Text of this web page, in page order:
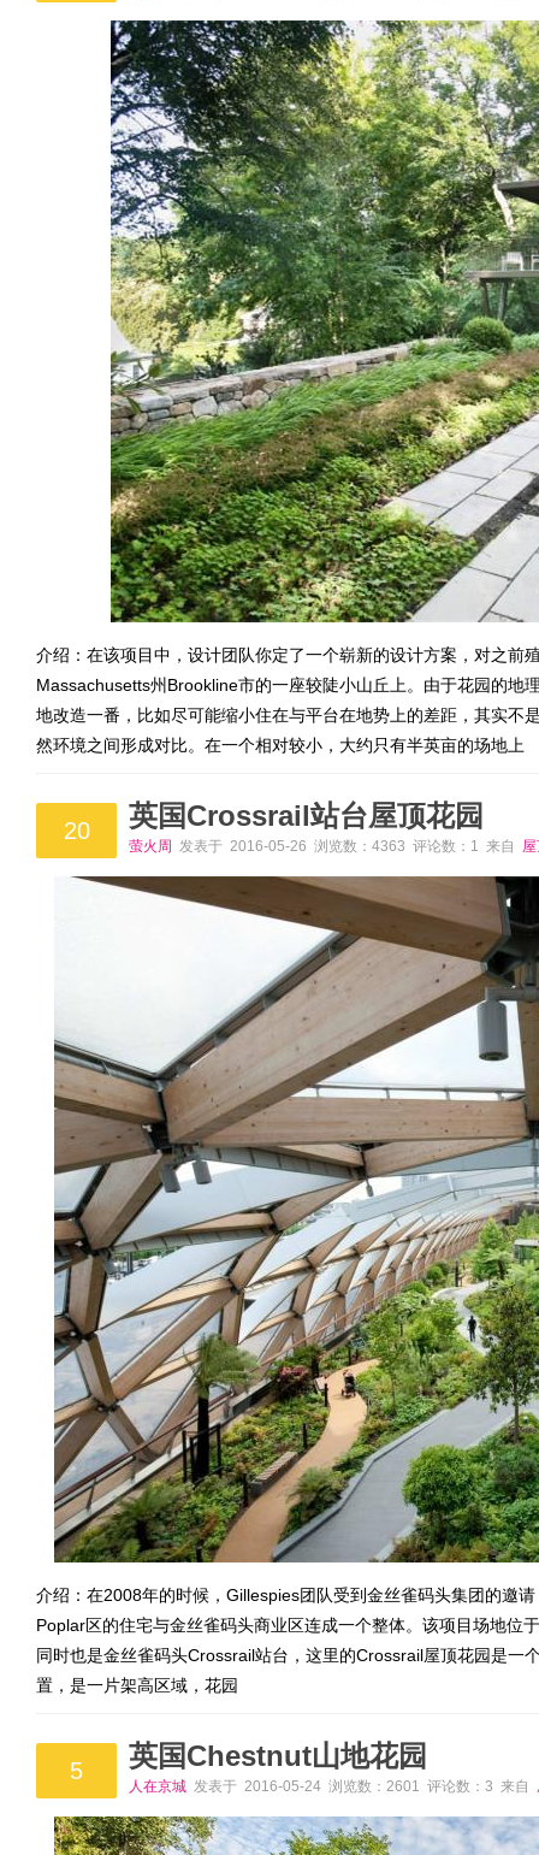
介绍：在该项目中，设计团队你定了一个崭新的设计方案，对之前
Massachusetts州Brookline市的一座较陡小山丘上。由于花园的地
地改造一番，比如尽可能缩小住在与平台在地势上的差距，其实不
然环境之间形成对比。在一个相对较小，大约只有半英亩的场地上
20 英国Crossrail站台屋顶花园
萤火周 发表于 2016-05-26 浏览数：4363 评论数：1 来自
介绍：在2008年的时候，Gillespies团队受到金丝雀码头集团的邀
Poplar区的住宅与金丝雀码头商业区连成一个整体。该项目场地位
同时也是金丝雀码头Crossrail站台，这里的Crossrail屋顶花园是一
置，是一片架高区域，花园
5 英国Chestnut山地花园
人在京城 发表于 2016-05-24 浏览数：2601 评论数：3 来自